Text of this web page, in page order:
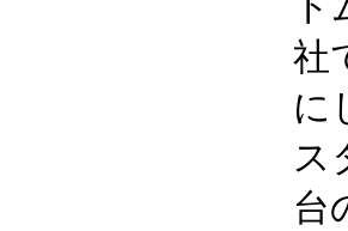
社
に
ス
台